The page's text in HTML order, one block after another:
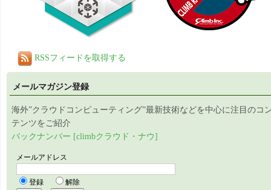
RSSフィードを取得する
メールマガジン登録
海外”クラウドコンピューティング”最新技術などを中心に注目のコ
テンツをご紹介
バックナンバー [climbクラウド・ナウ]